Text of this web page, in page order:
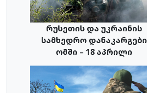
რუსეთის და უკრაინის
სამხედრო დანაკარგები
ომში – 18 აპრილი